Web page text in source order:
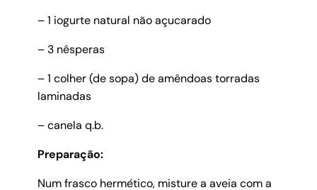
– 1 iogurte natural não açucarado
– 3 nêsperas
– 1 colher (de sopa) de amêndoas torradas
laminadas
– canela q.b.
Preparação:
Num frasco hermético, misture a aveia com a